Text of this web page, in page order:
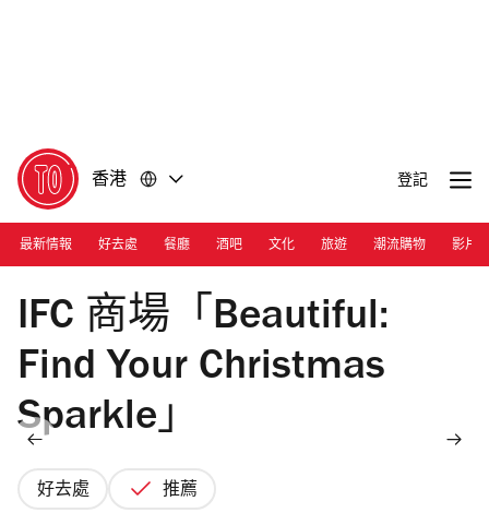
香港 登記
最新情報 好去處 餐廳 酒吧 文化 旅遊 潮流購物 影片
Photograph: Cara Hung
IFC 商場「Beautiful:
Find Your Christmas
Sparkle」
好去處 推薦